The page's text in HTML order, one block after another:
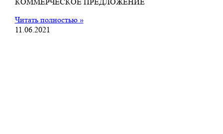
Читать полностью »
11.06.2021